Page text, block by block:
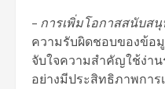
– การเพิ่มโอกาสสนับส
ความรับผิดชอบของข้อ
จับใจความสำคัญใช้ง่า
อย่างมีประสิทธิภาพการ